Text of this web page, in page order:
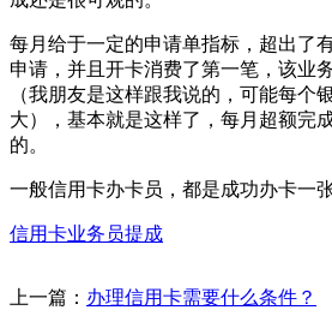
每月给于一定的申请单指标，超出了
申请，并且开卡消费了第一笔，该业
（我朋友是这样跟我说的，可能每个
大），基本就是这样了，每月超额完
的。
一般信用卡办卡员，都是成功办卡一张
信用卡业务员提成
上一篇： 办理信用卡需要什么条件？